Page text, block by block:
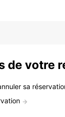
de votre
sa